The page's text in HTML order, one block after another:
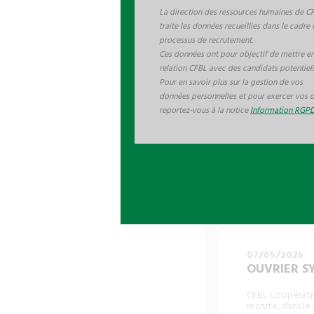
Votre profil :
• Diplôme :
• Qualités :
• Une
• Maîtrise des
• Permis B requis
Conditions
-
- Mutuelle +
07/05/2026
OUVRIER
CFBL
recrute, dans
La direction des ressources humaines de
traite les données recueillies dans le cadre
processus de recrutement.
Ces données ont pour objectif de mettre en
relation CFBL avec des candidats
Pour en savoir plus sur la gestion de vos
données personnelles et pour exercer vos
reportez-vous à la noticeInformation